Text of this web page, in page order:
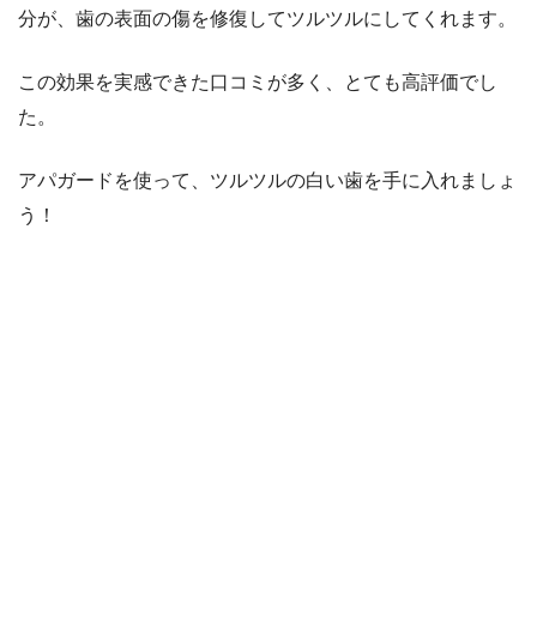
分が、歯の表面の傷を修復してツルツルにしてくれます。
この効果を実感できた口コミが多く、とても高評価でし
た。
アパガードを使って、ツルツルの白い歯を手に入れましょ
う！